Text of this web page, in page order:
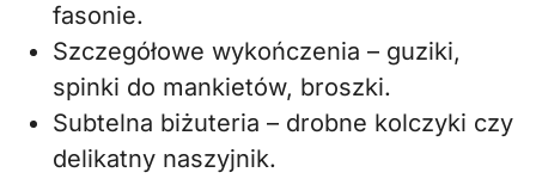
fasonie.
Szczegółowe wykończenia – guziki,
spinki do mankietów, broszki.
Subtelna biżuteria – drobne kolczyki czy
delikatny naszyjnik.